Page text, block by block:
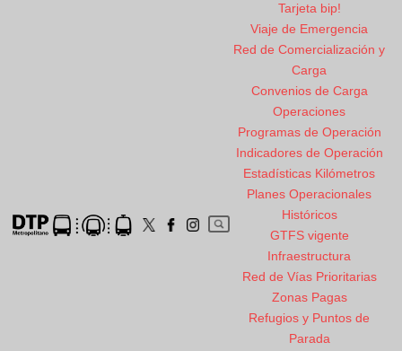
Tarjeta bip!
Viaje de Emergencia
Red de Comercialización y
Carga
Convenios de Carga
Operaciones
Programas de Operación
Indicadores de Operación
Estadísticas Kilómetros
Planes Operacionales
Históricos
GTFS vigente
Infraestructura
Red de Vías Prioritarias
Zonas Pagas
Refugios y Puntos de
Parada